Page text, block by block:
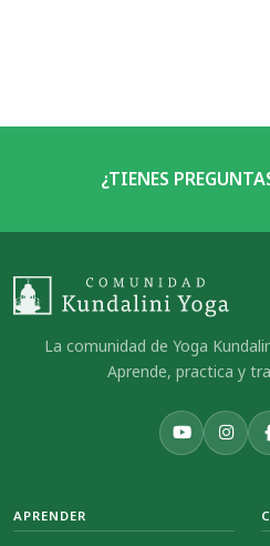
¿TIENES
La comunidad de Yoga
Aprende, practica y
APRENDER